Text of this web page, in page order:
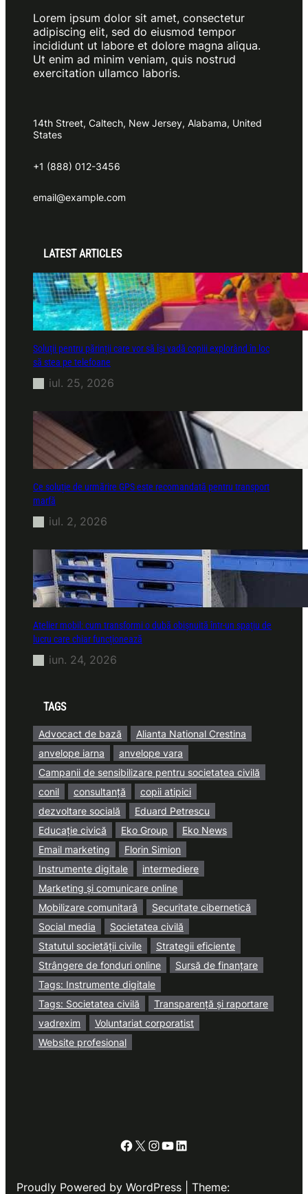
Lorem ipsum dolor sit amet, consectetur
adipiscing elit, sed do eiusmod tempor
incididunt ut labore et dolore magna aliqua.
Ut enim ad minim veniam, quis nostrud
exercitation ullamco laboris.
14th Street, Caltech, New Jersey, Alabama, United
States
+1 (888) 012-3456
email@example.com
LATEST ARTICLES
Soluții pentru părinții care vor să își vadă copiii explorând în loc
să stea pe telefoane
iul. 25, 2026
Ce soluție de urmărire GPS este recomandată pentru transport
marfă
iul. 2, 2026
Atelier mobil: cum transformi o dubă obișnuită într-un spațiu de
lucru care chiar funcționează
iun. 24, 2026
TAGS
Advocact de bază
Alianta National Crestina
anvelope iarna
anvelope vara
Campanii de sensibilizare pentru societatea civilă
conil
consultanță
copii atipici
dezvoltare socială
Eduard Petrescu
Educație civică
Eko Group
Eko News
Email marketing
Florin Simion
Instrumente digitale
intermediere
Marketing și comunicare online
Mobilizare comunitară
Securitate cibernetică
Social media
Societatea civilă
Statutul societății civile
Strategii eficiente
Strângere de fonduri online
Sursă de finanțare
Tags: Instrumente digitale
Tags: Societatea civilă
Transparență și raportare
vadrexim
Voluntariat corporatist
Website profesional
Facebook
X Instagram
YouTube
LinkedIn
Proudly Powered by WordPress | Theme: